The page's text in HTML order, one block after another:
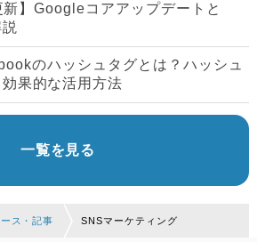
新】Googleコアアップデートと
のハッシュタグとは？ハッシュ
果的な活用方法
一覧を見る
ス・記事 SNSマーケティング